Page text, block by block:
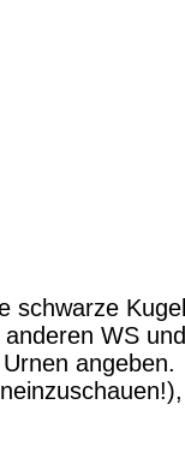
schwarze
WS
angeben.